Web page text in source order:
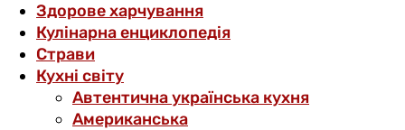
Здорове харчування
Кулінарна енциклопедія
Страви
Кухні світу
Автентична українська кухня
Американська